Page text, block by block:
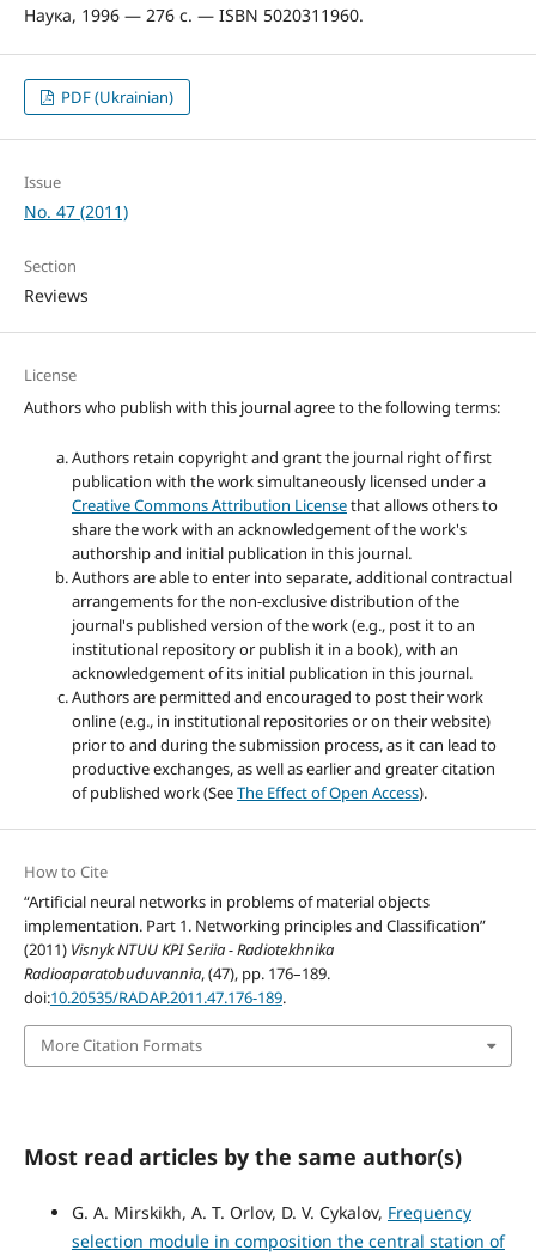
Наука, 1996 — 276 с. — ISBN 5020311960.
PDF (Ukrainian)
Issue
No. 47 (2011)
Section
Reviews
License
Authors who publish with this journal agree to the following terms:
Authors retain copyright and grant the journal right of first
publication with the work simultaneously licensed under a
Creative Commons Attribution Licensethat allows others to
share the work with an acknowledgement of the work's
authorship and initial publication in this journal.
Authors are able to enter into separate, additional contractual
arrangements for the non-exclusive distribution of the
journal's published version of the work (e.g., post it to an
institutional repository or publish it in a book), with an
acknowledgement of its initial publication in this journal.
Authors are permitted and encouraged to post their work
online (e.g., in institutional repositories or on their website)
prior to and during the submission process, as it can lead to
productive exchanges, as well as earlier and greater citation
of published work (SeeThe Effect of Open Access).
How to Cite
“Artificial neural networks in problems of material objects
implementation. Part 1. Networking principles and Classification”
(2011) Visnyk NTUU KPI Seriia - Radiotekhnika
Radioaparatobuduvannia, (47), pp. 176–189.
doi:10.20535/RADAP.2011.47.176-189.
More Citation Formats
Most read articles by the same author(s)
G. A. Mirskikh, A. T. Orlov, D. V. Cykalov, Frequency
selection module in composition the central station of